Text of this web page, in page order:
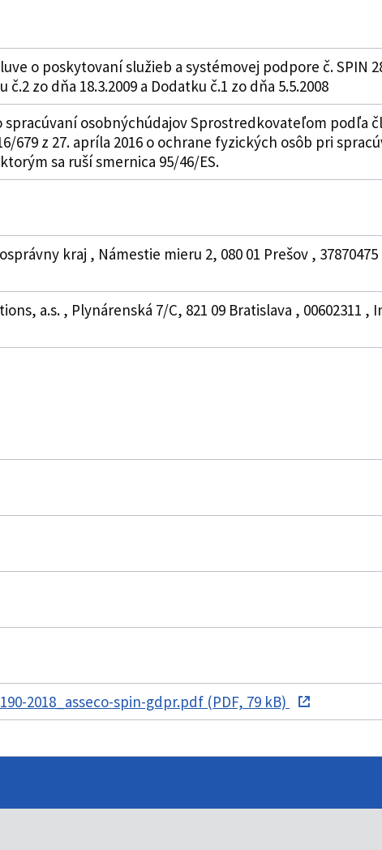
o poskytovaní služieb a systémovej podpore č. SPIN
č.2 zo dňa 18.3.2009 a Dodatku č.1 zo dňa 5.5.2008
osobnýchúdajov Sprostredkovateľom podľa
679 z 27. apríla 2016 o ochrane fyzických osôb pri
sa ruší smernica 95/46/ES.
kraj , Námestie mieru 2, 080 01 Prešov ,
a.s. , Plynárenská 7/C, 821 09 Bratislava , 00602311
2018_asseco-spin-gdpr.pdf (PDF, 79 kB)